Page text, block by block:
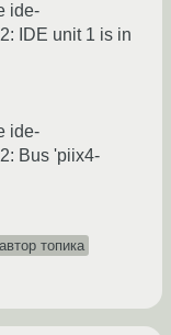
ide-
IDE unit 1 is in
ide-
Bus 'piix4-
автор топика